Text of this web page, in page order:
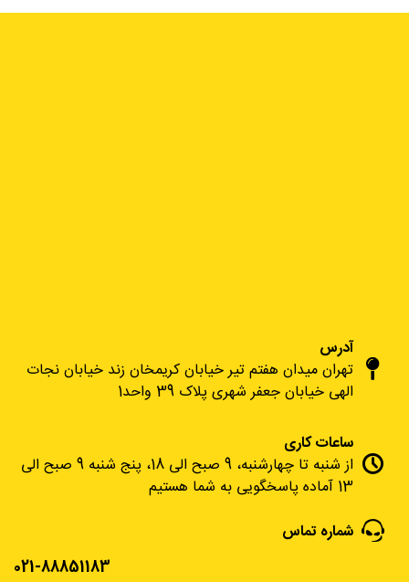
آدرس
تهران میدان هفتم تیر خیابان کریمخان زند خیابان نجات
الهی خیابان جعفر شهری پلاک 39 واحد1
ساعات کاری
از شنبه تا چهارشنبه، 9 صبح الی 18، پنج شنبه 9 صبح الی
13 آماده پاسخگویی به شما هستیم
شماره تماس
021-88851183